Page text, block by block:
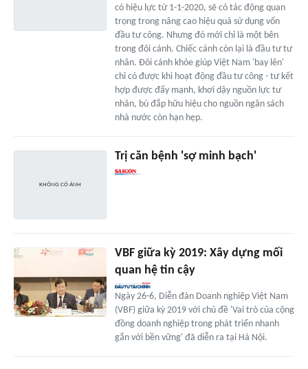
có hiệu lực từ 1-1-2020, sẽ có tác động quan
trọng trong nâng cao hiệu quả sử dụng vốn
đầu tư công. Nhưng đó mới chỉ là một bên
trong đôi cánh. Chiếc cánh còn lại là đầu tư tư
nhân. Đôi cánh khỏe giúp Việt Nam 'bay lên'
chỉ có được khi hoạt động đầu tư công - tư kết
hợp được đẩy mạnh, khơi dậy nguồn lực tư
nhân, bù đắp hữu hiệu cho nguồn ngân sách
nhà nước còn hạn hẹp.
Trị căn bệnh 'sợ minh bạch'
VBF giữa kỳ 2019: Xây dựng mối
quan hệ tin cậy
Ngày 26-6, Diễn đàn Doanh nghiệp Việt Nam
(VBF) giữa kỳ 2019 với chủ đề 'Vai trò của cộng
đồng doanh nghiệp trong phát triển nhanh
gắn với bền vững' đã diễn ra tại Hà Nội.